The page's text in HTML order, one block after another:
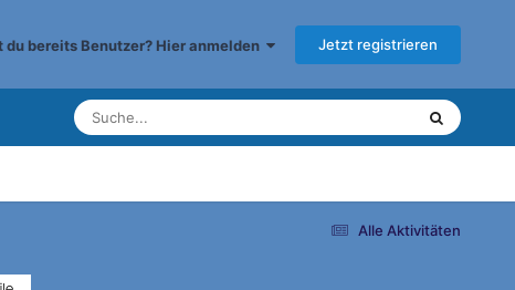
du bereits Benutzer? Hier anmelden Jetzt registrieren
Alle Aktivitäten